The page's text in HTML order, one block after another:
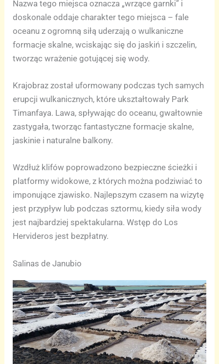
Nazwa tego miejsca oznacza „wrzące garnki” i
doskonale oddaje charakter tego miejsca – fale
oceanu z ogromną siłą uderzają o wulkaniczne
formacje skalne, wciskając się do jaskiń i szczelin,
tworząc wrażenie gotującej się wody.
Krajobraz został uformowany podczas tych samych
erupcji wulkanicznych, które ukształtowały Park
Timanfaya. Lawa, spływając do oceanu, gwałtownie
zastygała, tworząc fantastyczne formacje skalne,
jaskinie i naturalne balkony.
Wzdłuż klifów poprowadzono bezpieczne ścieżki i
platformy widokowe, z których można podziwiać to
imponujące zjawisko. Najlepszym czasem na wizytę
jest przypływ lub podczas sztormu, kiedy siła wody
jest najbardziej spektakularna. Wstęp do Los
Hervideros jest bezpłatny.
Salinas de Janubio